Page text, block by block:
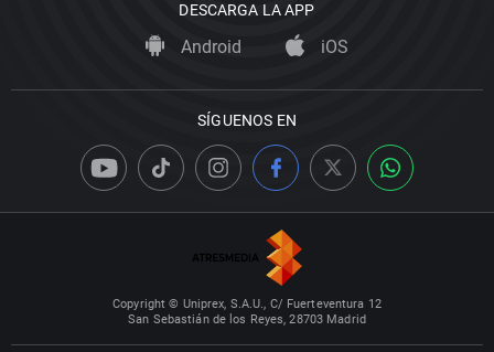
DESCARGA LA APP
Android iOS
SÍGUENOS EN
Copyright © Uniprex, S.A.U., C/ Fuerteventura 12
San Sebastián de los Reyes, 28703 Madrid